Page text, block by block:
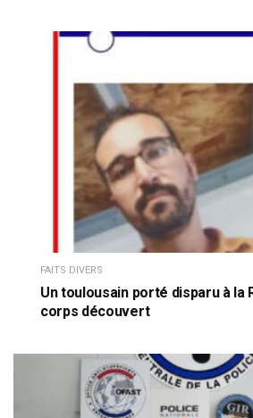
FAITS DIVERS
Un toulousain porté disparu à la
corps découvert